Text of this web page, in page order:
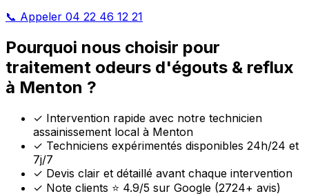
📞 Appeler 04 22 46 12 21
Pourquoi nous choisir pour
traitement odeurs d'égouts & reflux
à Menton ?
✓ Intervention rapide avec notre technicien
assainissement local à Menton
✓ Techniciens expérimentés disponibles 24h/24 et
7j/7
✓ Devis clair et détaillé avant chaque intervention
✓ Note clients ⭐ 4.9/5 sur Google (2724+ avis)